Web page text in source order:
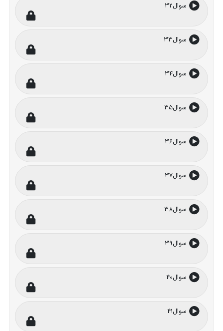
سوال32
سوال33
سوال34
سوال35
سوال36
سوال37
سوال38
سوال39
سوال40
سوال41